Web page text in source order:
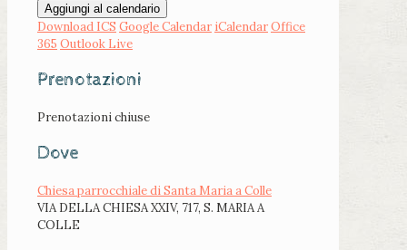
Aggiungi al calendario
Download ICS Google Calendar iCalendarOffice
365 Outlook Live
Prenotazioni
Prenotazioni chiuse
Dove
Chiesa parrocchiale di Santa Maria a Colle
VIA DELLA CHIESA XXIV, 717, S. MARIA A
COLLE